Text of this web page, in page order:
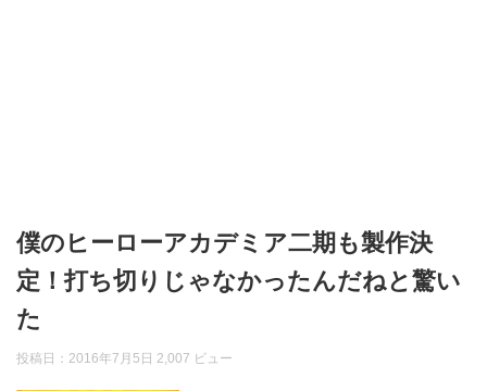
僕のヒーローアカデミア二期も製作決
定！打ち切りじゃなかったんだねと驚い
た
投稿日： 2016年7月5日 2,007 ビュー